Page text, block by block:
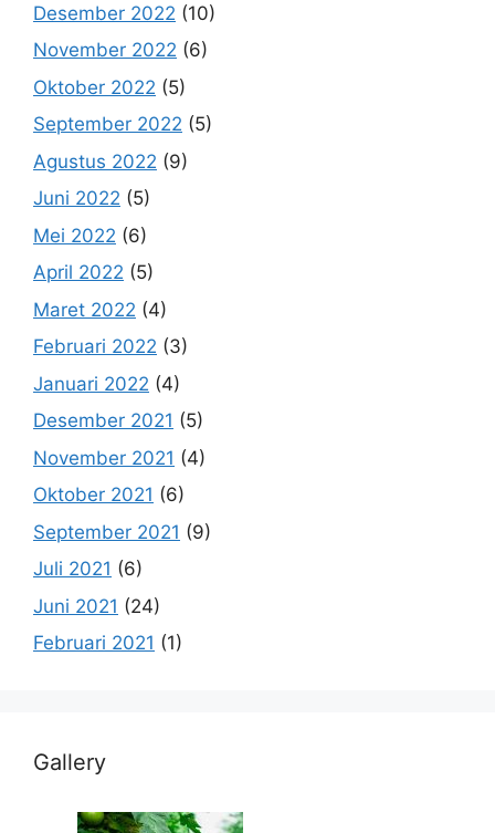
Desember 2022 (10)
November 2022 (6)
Oktober 2022 (5)
September 2022 (5)
Agustus 2022 (9)
Juni 2022 (5)
Mei 2022 (6)
April 2022 (5)
Maret 2022 (4)
Februari 2022 (3)
Januari 2022 (4)
Desember 2021 (5)
November 2021 (4)
Oktober 2021 (6)
September 2021 (9)
Juli 2021 (6)
Juni 2021 (24)
Februari 2021 (1)
Gallery